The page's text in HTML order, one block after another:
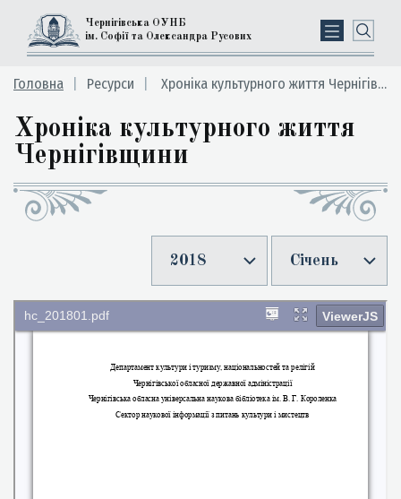
Чернігівська ОУНБ
ім. Софії та Олександра Русових
Головна Ресурси Хроніка культурного життя Чернігівщини
Хроніка культурного життя
Чернігівщини
2018 Січень